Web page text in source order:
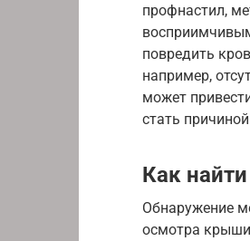
профнастил,
повредить
например,
может
стать
Как
Обнаружение
осмотра